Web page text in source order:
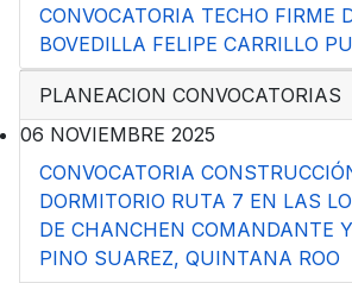
CONVOCATORIA TECHO FIRME
BOVEDILLA FELIPE CARRILLO
PLANEACION CONVOCATORIAS
06 NOVIEMBRE 2025
CONVOCATORIA
DORMITORIO RUTA 7 EN LAS
DE CHANCHEN COMANDANTE
PINO SUAREZ, QUINTANA ROO